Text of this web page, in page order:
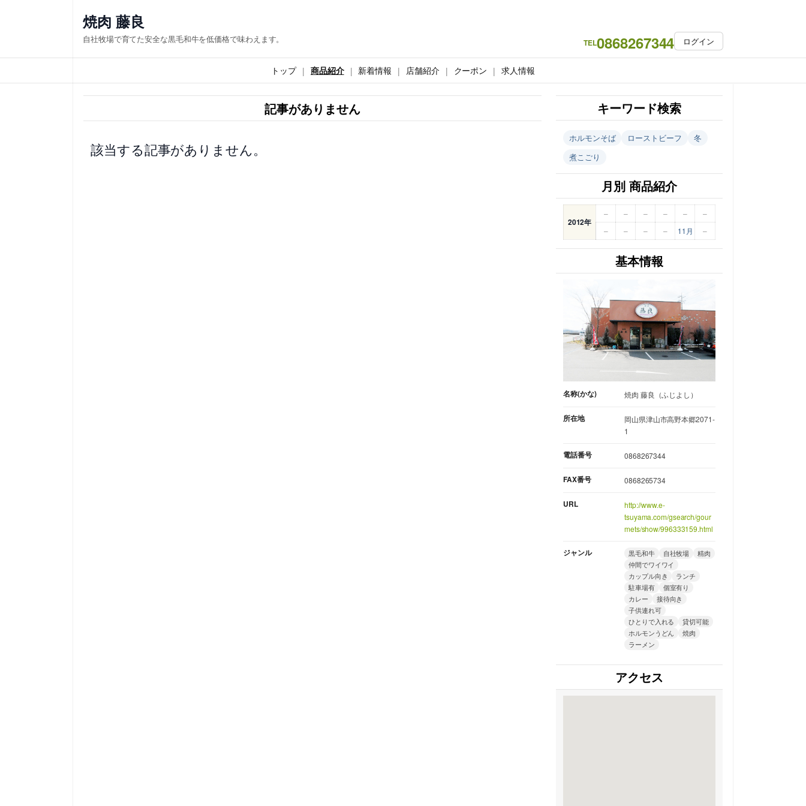
ス
キ
焼肉 藤良
自社牧場で育てた安全な黒毛和牛を低価格で味わえます。 TEL0868267344 ログイン
トップ 商品紹介 新着情報 店舗紹介 クーポン 求人情報
記事がありません
該当する記事がありません。
キーワード検索
ホルモンそば ローストビーフ
冬
煮こごり
月別 商品紹介
2012年
– – – – –
–
–
– – – 11月 –
基本情報
名称(かな) 焼肉 藤良（ふじよし）
所在地
岡山県津山市高野本郷2071-
1
電話番号 0868267344
FAX番号 0868265734
URL
http://www.e-
tsuyama.com/gsearch/gour
mets/show/996333159.html
ジャンル 黒毛和牛 自社牧場
精肉
仲間でワイワイ
カップル向き
ランチ
駐車場有
個室有り
カレー
接待向き
子供連れ可
ひとりで入れる
貸切可能
ホルモンうどん
焼肉
ラーメン
アクセス